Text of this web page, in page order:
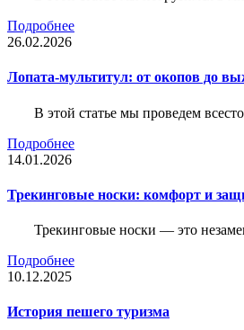
Подробнее
26.02.2026
Лопата-мультитул: от окопов до
В этой статье мы проведем
Подробнее
14.01.2026
Трекинговые носки: комфорт и
Трекинговые носки — это
Подробнее
10.12.2025
История пешего туризма